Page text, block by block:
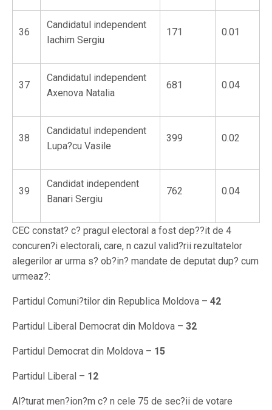
36
Candidatul independent
Iachim Sergiu
171 0.01
37
Candidatul independent
Axenova Natalia
681 0.04
38
Candidatul independent
Lupa?cu Vasile
399 0.02
39
Candidat independent
Banari Sergiu
762 0.04
CEC constat? c? pragul electoral a fost dep??it de 4
concuren?i electorali, care, n cazul valid?rii rezultatelor
alegerilor ar urma s? ob?in? mandate de deputat dup? cum
urmeaz?:
Partidul Comuni?tilor din Republica Moldova – 42
Partidul Liberal Democrat din Moldova – 32
Partidul Democrat din Moldova – 15
Partidul Liberal – 12
Al?turat men?ion?m c? n cele 75 de sec?ii de votare